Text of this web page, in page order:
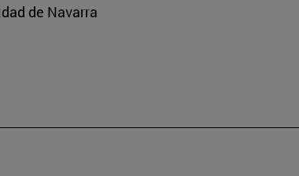
de Navarra